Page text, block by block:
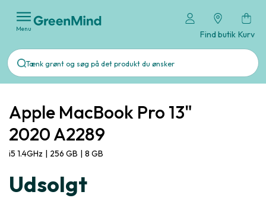
Menu
Find butik Kurv
Apple MacBook Pro 13"
2020 A2289
i5 1.4GHz | 256 GB | 8 GB
Udsolgt